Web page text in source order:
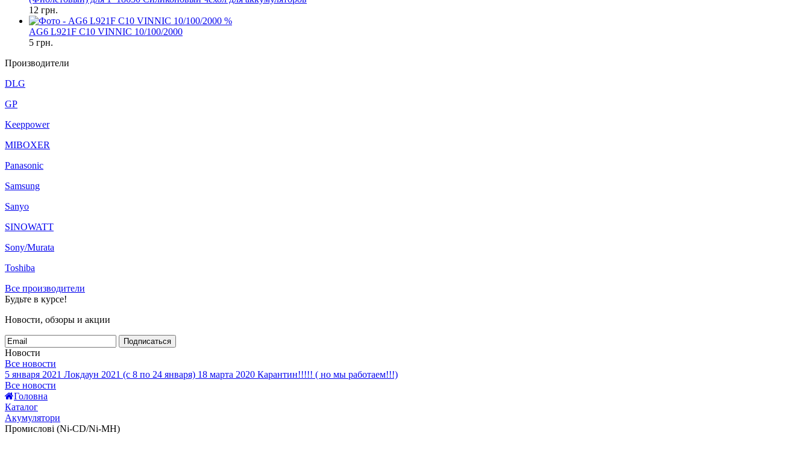
12 грн.
%
AG6 L921F C10 VINNIC 10/100/2000
5 грн.
Производители
DLG
GP
Keeppower
MIBOXER
Panasonic
Samsung
Sanyo
SINOWATT
Sony/Murata
Toshiba
Все производители
Будьте в курсе!
Новости, обзоры и акции
Подписаться
Новости
Все новости
5 января 2021 Локдаун 2021 (с 8 по 24 января) 18 марта 2020 Карантин!!!!! ( но мы работаем!!!)
Все новости
Головна
Каталог
Акумулятори
Промислові (Ni-CD/Ni-MH)